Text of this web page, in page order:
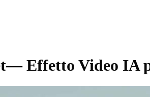
— Effetto Video IA